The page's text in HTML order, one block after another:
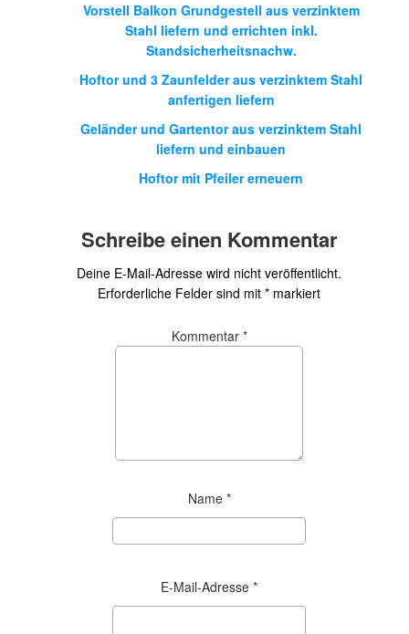
Vorstell Balkon Grundgestell aus verzinktem
Stahl liefern und errichten inkl.
Standsicherheitsnachw.
Hoftor und 3 Zaunfelder aus verzinktem Stahl
anfertigen liefern
Geländer und Gartentor aus verzinktem Stahl
liefern und einbauen
Hoftor mit Pfeiler erneuern
Schreibe einen Kommentar
Deine E-Mail-Adresse wird nicht veröffentlicht.
Erforderliche Felder sind mit * markiert
Kommentar *
Name *
E-Mail-Adresse *